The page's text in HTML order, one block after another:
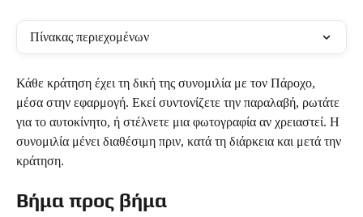
Πίνακας περιεχομένων
Κάθε κράτηση έχει τη δική της συνομιλία με τον Πάροχο,
μέσα στην εφαρμογή. Εκεί συντονίζετε την παραλαβή, ρωτάτε
για το αυτοκίνητο, ή στέλνετε μια φωτογραφία αν χρειαστεί. Η
συνομιλία μένει διαθέσιμη πριν, κατά τη διάρκεια και μετά την
κράτηση.
Βήμα προς βήμα